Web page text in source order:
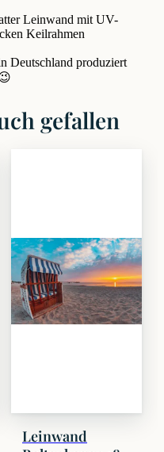
Leinwand mit UV-
Keilrahmen
Deutschland produziert
gefallen
Leinwand